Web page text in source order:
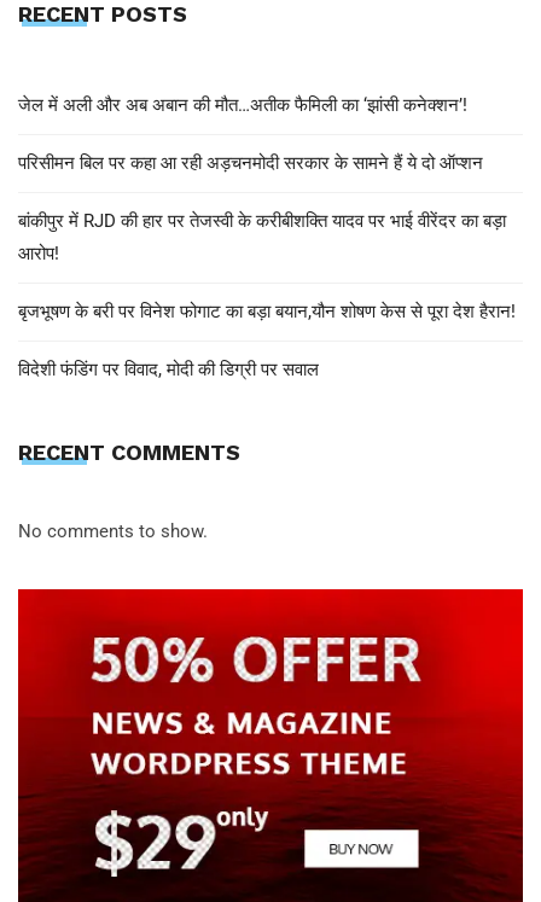
RECENT POSTS
जेल में अली और अब अबान की मौत…अतीक फैमिली का ‘झांसी कनेक्शन’!
परिसीमन बिल पर कहा आ रही अड़चनमोदी सरकार के सामने हैं ये दो ऑप्शन
बांकीपुर में RJD की हार पर तेजस्वी के करीबीशक्ति यादव पर भाई वीरेंदर का बड़ा
आरोप!
बृजभूषण के बरी पर विनेश फोगाट का बड़ा बयान,यौन शोषण केस से पूरा देश हैरान!
विदेशी फंडिंग पर विवाद, मोदी की डिग्री पर सवाल
RECENT COMMENTS
No comments to show.